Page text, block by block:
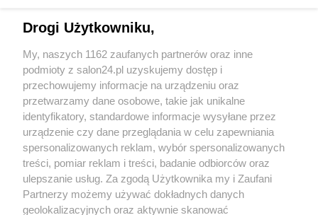
Sport
Społeczeństwo
Kultura
X Facebook Instagram Youtube
Drogi Użytkowniku,
My, naszych 1162 zaufanych partnerów oraz inne
podmioty z salon24.pl uzyskujemy dostęp i
przechowujemy informacje na urządzeniu oraz
przetwarzamy dane osobowe, takie jak unikalne
identyfikatory, standardowe informacje wysyłane przez
urządzenie czy dane przeglądania w celu zapewniania
spersonalizowanych reklam, wybór spersonalizowanych
treści, pomiar reklam i treści, badanie odbiorców oraz
ulepszanie usług. Za zgodą Użytkownika my i Zaufani
Partnerzy możemy używać dokładnych danych
geolokalizacyjnych oraz aktywnie skanować